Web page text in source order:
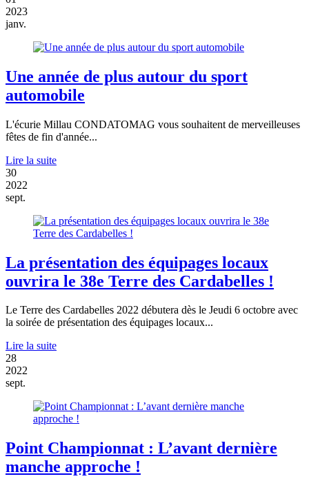
2023
janv.
Une année de plus autour du sport
automobile
L'écurie Millau CONDATOMAG vous souhaitent de merveilleuses
fêtes de fin d'année...
Lire la suite
30
2022
sept.
La présentation des équipages locaux
ouvrira le 38e Terre des Cardabelles !
Le Terre des Cardabelles 2022 débutera dès le Jeudi 6 octobre avec
la soirée de présentation des équipages locaux...
Lire la suite
28
2022
sept.
Point Championnat : L’avant dernière
manche approche !